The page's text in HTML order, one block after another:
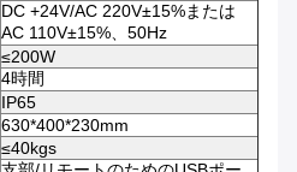
DC +24V/AC 220V±15%または
AC 110V±15%、50Hz
≤200W
4時間
IP65
630*400*230mm
≤40kgs